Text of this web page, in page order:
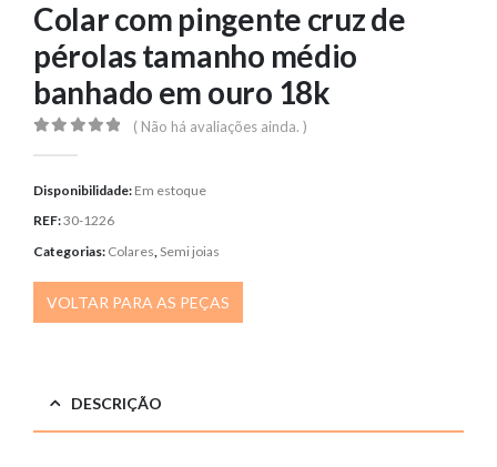
Colar com pingente cruz de
pérolas tamanho médio
banhado em ouro 18k
( Não há avaliações ainda. )
Disponibilidade: Em estoque
REF:30-1226
Categorias: Colares,Semi joias
VOLTAR PARA AS PEÇAS
DESCRIÇÃO